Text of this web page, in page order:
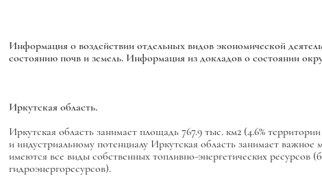
Информация о воздействии отдельных видов экономической
состоянию почв и земель. Информация из докладов о состоянии
Иркутская область.
Иркутская область занимает площадь 767.9 тыс. км2 (4.6%
и индустриальному потенциалу Иркутская область занимает
имеются все виды собственных топливно-энергетических ресурсов
гидроэнергоресурсов).